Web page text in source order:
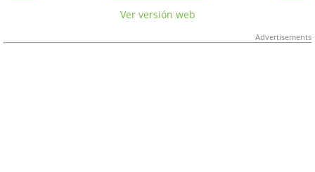
Ver versión web
Advertisements